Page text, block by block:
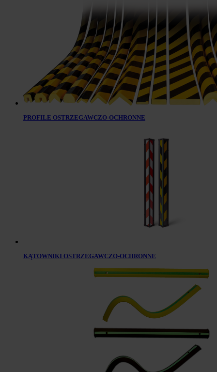
PROFILE OSTRZEGAWCZO-OCHRONNE
KĄTOWNIKI OSTRZEGAWCZO-OCHRONNE